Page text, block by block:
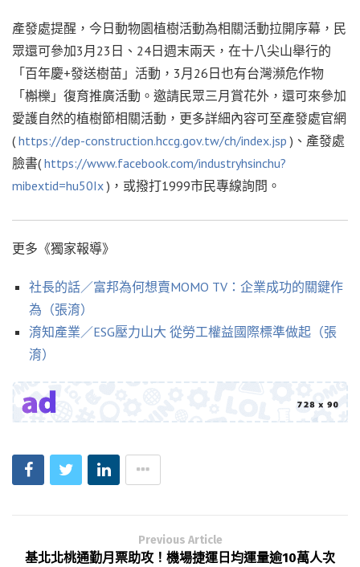
產發處提醒，今日動物園植樹活動為相關活動拉開序幕，民
眾還可參加3月23日、24日週末兩天，在十八尖山舉行的
「百年慶+發送樹苗」活動，3月26日也有台灣瀕危作物
「槲櫟」復育推廣活動。邀請民眾三月賞花外，還可來參加
愛護自然的植樹節相關活動，更多詳細內容可至產發處官網
( https://dep-construction.hccg.gov.tw/ch/index.jsp )、產發處
臉書( https://www.facebook.com/industryhsinchu?
mibextid=hu50Ix)，或撥打1999市民專線詢問。
更多《獨家報導》
社長的話／富邦為何想賣MOMO TV：企業成功的關鍵作
為（張淯）
淯知產業／ESG壓力山大 從勞工權益國際標準做起（張
淯）
Previous Article
基北北桃通勤月票助攻！機場捷運日均運量逾10萬人次